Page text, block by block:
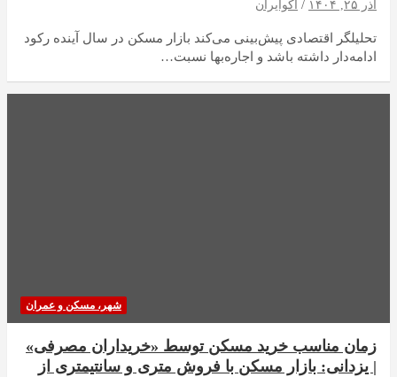
آذر ۲۵, ۱۴۰۴ اکوایران
تحلیلگر اقتصادی پیش‌بینی می‌کند بازار مسکن در سال آینده رکود
ادامه‌دار داشته باشد و اجاره‌بها نسبت…
شهر، مسکن و عمران
زمان مناسب خرید مسکن توسط «خریداران مصرفی»
| یزدانی: بازار مسکن با فروش متری و سانتیمتری از